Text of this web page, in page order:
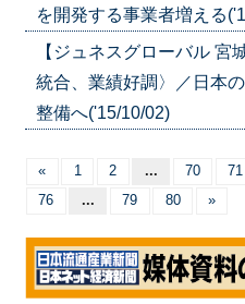
を開発する事業者増える
【ジュネスグローバル 宮
統合、業績好調〉／日本
整備へ('15/10/02)
« 1 2 ... 70 71
76
... 79 80 »